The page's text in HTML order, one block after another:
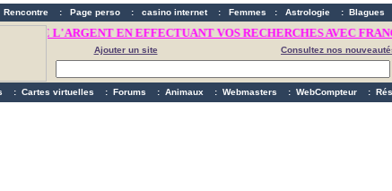
Rencontre : Page perso : casino internet: Femmes : Astrologie : Blagues
DE L'ARGENT EN EFFECTUANT VOS RECHERCHES AVEC
Ajouter un site Consultez nos
: Cartes virtuelles : Forums : Animaux : Webmasters : WebCompteur: